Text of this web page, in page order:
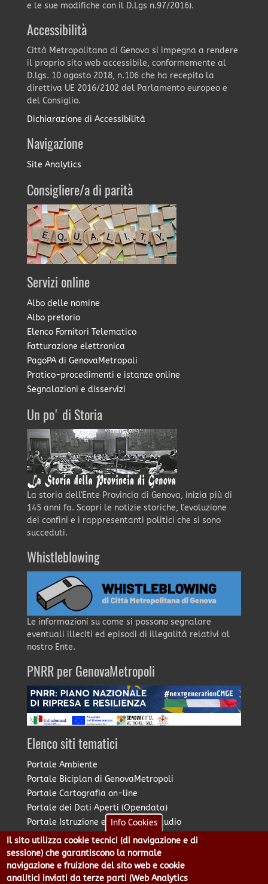
e le sue modifiche con il D.Lgs n.97/2016).
Accessibilità
Città Metropolitana di Genova si impegna a rendere
il proprio sito web accessibile, conformemente al
D.lgs. 10 agosto 2018, n.106 che ha recepito la
direttiva UE 2016/2102 del Parlamento europeo e
del Consiglio.
Dichiarazione di Accessibilità
Navigazione
Site Analytics
Consigliere/a di parità
Servizi online
Albo delle nomine
Albo pretorio
Elenco Fornitori Telematico
Fatturazione elettronica
PagoPA di GenovaMetropoli
Pratico-procedimenti e istanze online
Segnalazioni e disservizi
Un po' di Storia
La storia dell'Ente Provincia di Genova, inizia più di
145 anni fa. Scopri le notizie storiche, l'evoluzione
dei confini e i rappresentanti politici che si sono
succeduti.
Whistleblowing
Le informazioni su come si possono segnalare
eventuali illeciti ed episodi di illegalità relativi al
nostro Ente.
PNRR per GenovaMetropoli
Elenco siti tematici
Portale Ambiente
Portale Biciplan di GenovaMetropoli
Portale Cartografia on-line
Portale dei Dati Aperti (Opendata)
Portale Istruzione e Diritto allo Studio
Portale Marketing Territoriale
Portale Piano Strategico Metropolitano
Portale PUMS di GenovaMetropoli
Portale Stazione Unica Appaltante
Info Cookies
Il sito utilizza cookie tecnici (di navigazione e di
sessione) che garantiscono la normale
navigazione e fruizione del sito web e cookie
analitici inviati da terze parti (Web Analytics